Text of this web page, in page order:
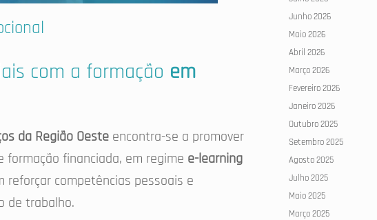
com a formação em
da Região Oeste encontra-se a promover
formação financiada, em regime e-learning
competências pessoais e
de trabalho.
Junho 2026
Maio 2026
Abril 2026
Março 2026
Fevereiro 2026
Janeiro 2026
Outubro 2025
Setembro 2025
Agosto 2025
Julho 2025
Maio 2025
Março 2025